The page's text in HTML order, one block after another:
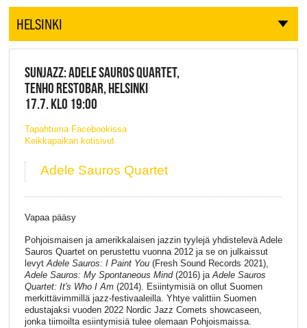
HELSINKI
SUNJAZZ: ADELE SAUROS QUARTET,
TENHO RESTOBAR, HELSINKI
17.7. KLO 19:00
Tapahtuma Facebookissa
Keikkapaikan kotisivut
Adele Sauros Quartet
Vapaa pääsy
Pohjoismaisen ja amerikkalaisen jazzin tyylejä yhdistelevä Adele
Sauros Quartet on perustettu vuonna 2012 ja se on julkaissut
levytAdele Sauros: I Paint You(Fresh Sound Records 2021),
Adele Sauros: My Spontaneous Mind(2016) jaAdele Sauros
Quartet: It's Who I Am(2014). Esiintymisiä on ollut Suomen
merkittävimmillä jazz-festivaaleilla. Yhtye valittiin Suomen
edustajaksi vuoden 2022 Nordic Jazz Comets showcaseen,
jonka tiimoilta esiintymisiä tulee olemaan Pohjoismaissa.